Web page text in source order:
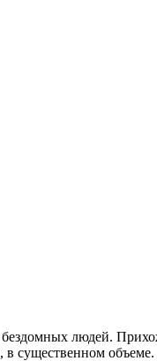
людей.
существенном объеме.